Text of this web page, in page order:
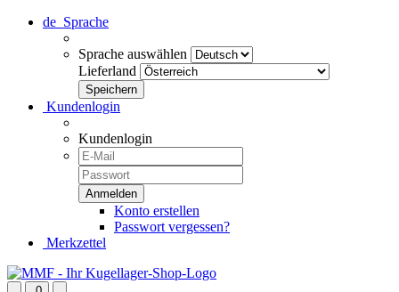
de Sprache
Sprache auswählen
Lieferland
Kundenlogin
Kundenlogin
Konto erstellen
Passwort vergessen?
Merkzettel